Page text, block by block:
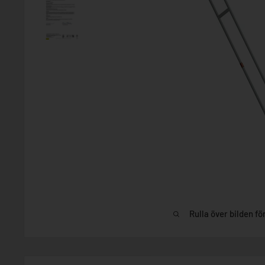
Rulla över bilden